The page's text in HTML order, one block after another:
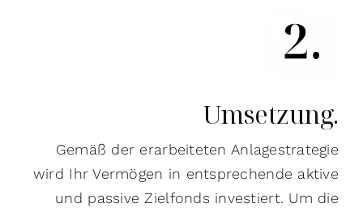
Umsetzung.
Gemäß der erarbeiteten Anlagestrategie
wird Ihr Vermögen in entsprechende aktive
und passive Zielfonds investiert. Um die